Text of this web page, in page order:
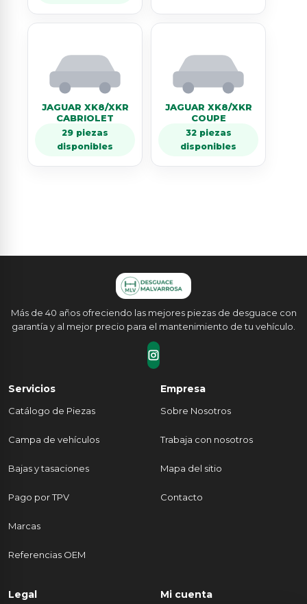
JAGUAR XK8/XKR
CABRIOLET
29 piezas
disponibles
JAGUAR XK8/XKR
COUPE
32 piezas
disponibles
Más de 40 años ofreciendo las mejores piezas de desguace con
garantía y al mejor precio para el mantenimiento de tu vehículo.
Servicios
Catálogo de Piezas
Campa de vehículos
Bajas y tasaciones
Pago por TPV
Marcas
Referencias OEM
Empresa
Sobre Nosotros
Trabaja con nosotros
Mapa del sitio
Contacto
Legal Mi cuenta